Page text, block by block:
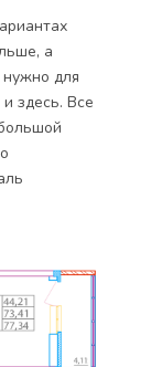
а
для
здесь. Все